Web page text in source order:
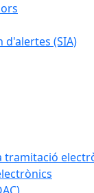
d'alertes (SIA)
tramitació